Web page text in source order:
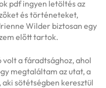
pdf ingyen letöltés az
és történeteket,
Wilder biztosan egy
előtt tartok.
volt a fáradtsághoz, ahol
megtaláltam az utat, a
sötétségben keresztül